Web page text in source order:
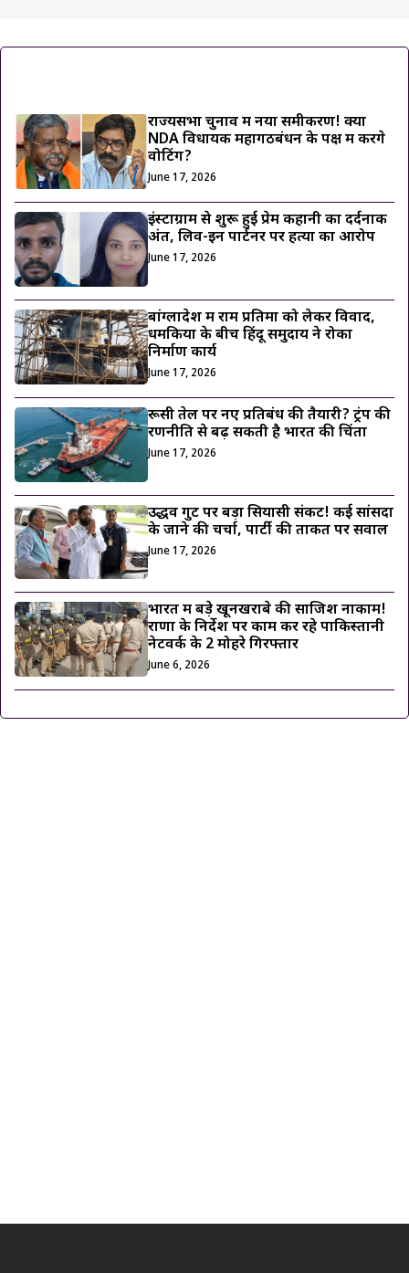
राज्यसभा चुनाव में नया समीकरण! क्या
NDA विधायक महागठबंधन के पक्ष में करेंगे
वोटिंग?
June 17, 2026
इंस्टाग्राम से शुरू हुई प्रेम कहानी का दर्दनाक
अंत, लिव-इन पार्टनर पर हत्या का आरोप
June 17, 2026
बांग्लादेश में राम प्रतिमा को लेकर विवाद,
धमकियों के बीच हिंदू समुदाय ने रोका
निर्माण कार्य
June 17, 2026
रूसी तेल पर नए प्रतिबंध की तैयारी? ट्रंप की
रणनीति से बढ़ सकती है भारत की चिंता
June 17, 2026
उद्धव गुट पर बड़ा सियासी संकट! कई सांसदों
के जाने की चर्चा, पार्टी की ताकत पर सवाल
June 17, 2026
भारत में बड़े खूनखराबे की साजिश नाकाम!
राणा के निर्देश पर काम कर रहे पाकिस्तानी
नेटवर्क के 2 मोहरे गिरफ्तार
June 6, 2026